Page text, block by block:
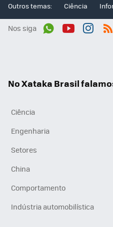
Outros temas: Ciência
Nos siga
No Xataka Brasil
Ciência
Engenharia
Setores
China
Comportamento
Indústria automobilística